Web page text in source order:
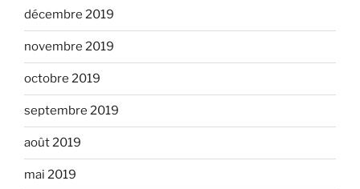
décembre 2019
novembre 2019
octobre 2019
septembre 2019
août 2019
mai 2019